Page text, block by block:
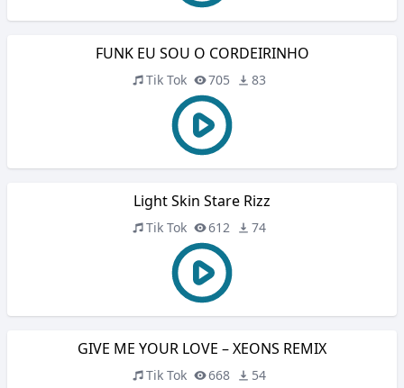
FUNK EU SOU O CORDEIRINHO
Tik Tok 705 83
Light Skin Stare Rizz
Tik Tok 612 74
GIVE ME YOUR LOVE – XEONS REMIX
Tik Tok 668 54